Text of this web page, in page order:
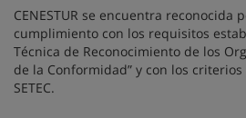
CENESTUR se encuentra reconocida
cumplimiento con los requisitos
Técnica de Reconocimiento de los
de la Conformidad” y con los
SETEC.